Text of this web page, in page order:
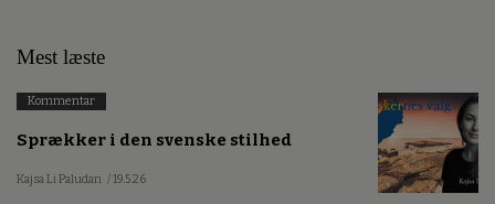
Mest læste
Kommentar
Sprækker i den svenske stilhed
Kajsa Li Paludan / 19.5.26